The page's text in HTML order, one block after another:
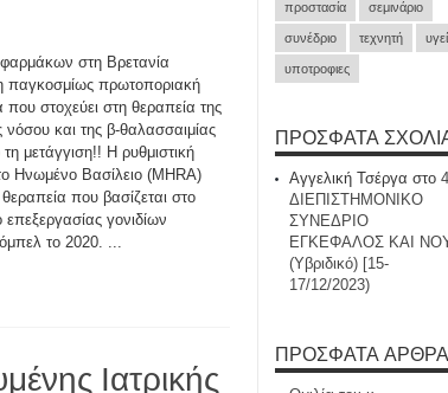
στη Βρετανία
παγκοσμίως πρωτοποριακή
που στοχεύει στη θεραπεία της
νόσου και της β-θαλασσαιμίας
μετάγγιση!! Η ρυθμιστική
Ηνωμένο Βασίλειο (MHRA)
θεραπεία που βασίζεται στο
επεξεργασίας γονιδίων
το 2020. ...
Ιατρικής
προστασία σεμινάριο
συνέδριο τεχνητή
υποτροφιες
ΠΡΌΣΦΑΤΑ
Αγγελική Τσέργα στο
ΔΙΕΠΙΣΤΗΜΟΝΙΚΟ
ΣΥΝΕΔΡΙΟ
ΕΓΚΕΦΑΛΟΣ ΚΑΙ
(Υβριδικό) [15-
17/12/2023)
ΠΡΌΣΦΑΤΑ ΆΡΘΡΑ